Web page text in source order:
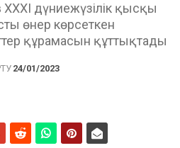
дүниежүзілік қысқы
өнер көрсеткен
құрамасын құттықтады
24/01/2023